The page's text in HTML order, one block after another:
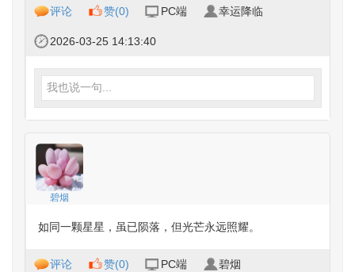
评论 赞(0) PC端 幸运降临
2026-03-25 14:13:40
我也说一句...
碧烟
如同一颗星星，虽已陨落，但光芒永远照耀。
评论 赞(0) PC端 碧烟